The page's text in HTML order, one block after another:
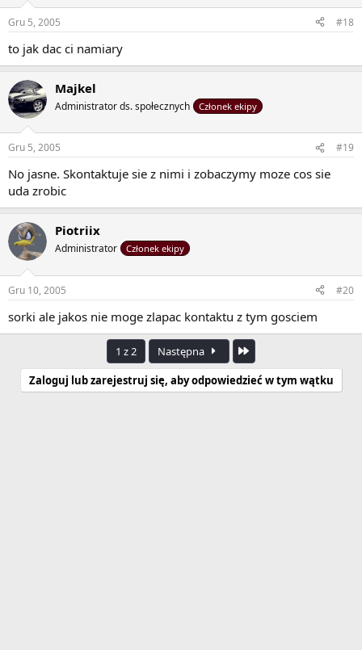
Gru 5, 2005 #18
to jak dac ci namiary
Majkel
Administrator ds. społecznych Członek ekipy
Gru 5, 2005 #19
No jasne. Skontaktuje sie z nimi i zobaczymy moze cos sie
uda zrobic
Piotriix
Administrator Członek ekipy
Gru 10, 2005 #20
sorki ale jakos nie moge zlapac kontaktu z tym gosciem
1 z 2 Następna
Zaloguj lub zarejestruj się, aby odpowiedzieć w tym wątku